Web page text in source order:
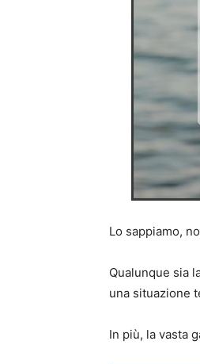
Lo sappiamo,
Qualunque sia
una situazione
In più, la vasta